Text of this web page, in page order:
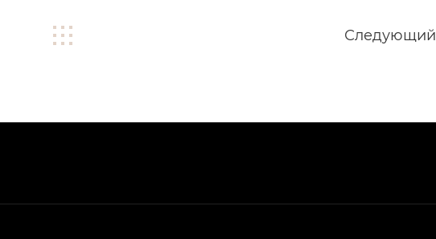
Следующий